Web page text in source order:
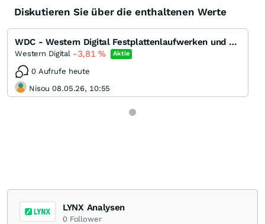
Diskutieren Sie über die enthaltenen Werte
WDC - Western Digital Festplattenlaufwerken und Speicherprodukten
Western Digital -3,81% Aktie
0 Aufrufe heute
Nisou 08.05.26, 10:55
LYNX Analysen
0 Follower